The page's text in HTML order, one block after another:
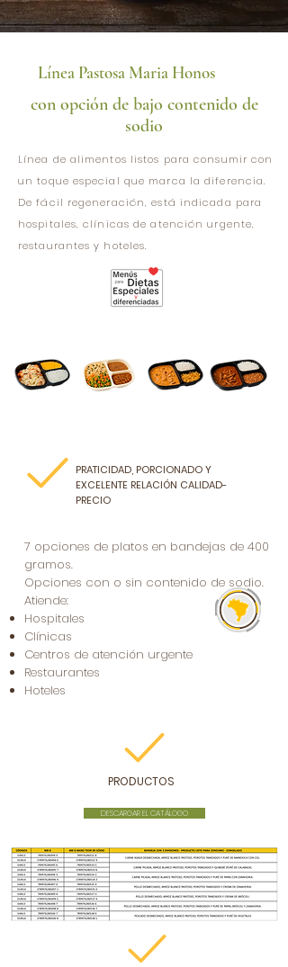
Línea Pastosa Maria Honos
con opción de bajo contenido de
sodio
Línea de alimentos listos para consumir con
un toque especial que marca la diferencia.
De fácil regeneración, está indicada para
hospitales, clínicas de atención urgente,
restaurantes y hoteles.
PRATICIDAD, PORCIONADO Y
EXCELENTE RELACIÓN CALIDAD-
PRECIO
7 opciones de platos en bandejas de 400
gramos.
Opciones con o sin contenido de sodio.
Atiende:
Hospitales
Clínicas
Centros de atención urgente
Restaurantes
Hoteles
PRODUCTOS
DESCARGAR EL CATÁLOGO